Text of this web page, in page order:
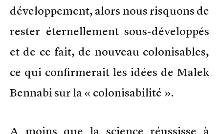
développement, alors nous risquons de
rester éternellement sous-développés
et de ce fait, de nouveau colonisables,
ce qui confirmerait les idées de Malek
Bennabi sur la « colonisabilité ».
A moins que la science réussisse à